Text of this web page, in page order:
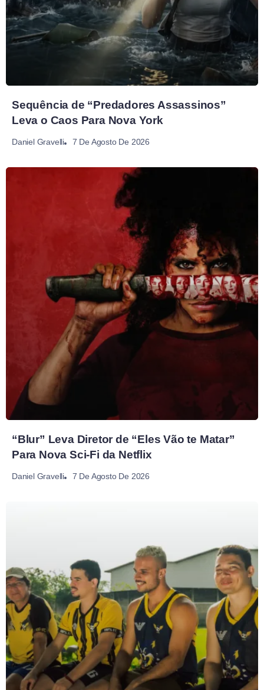
Sequência de “Predadores Assassinos”
Leva o Caos Para Nova York
Daniel Gravelli 7 De Agosto De 2026
“Blur” Leva Diretor de “Eles Vão te Matar”
Para Nova Sci-Fi da Netflix
Daniel Gravelli 7 De Agosto De 2026